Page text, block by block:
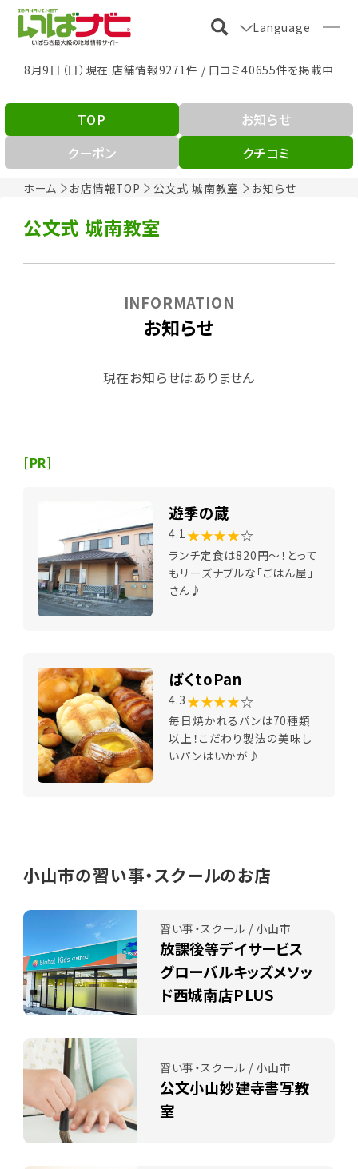
Language
8月9日（日）現在 店舗情報9271件 / 口コミ40655件を掲載中
ホーム お店情報TOP 公文式 城南教室 お知らせ
TOP
お知らせ
クーポン
クチコミ
公文式 城南教室
お知らせ
INFORMATION
現在お知らせはありません
[PR]
遊季の蔵
4.1 ★★★★☆
ランチ定食は820円～！とって
もリーズナブルな「ごはん屋」
さん♪
ばくtoPan
4.3 ★★★★☆
毎日焼かれるパンは70種類
以上！こだわり製法の美味し
いパンはいかが♪
小山市の習い事・スクールのお店
習い事・スクール / 小山市
放課後等デイサービス
グローバルキッズメソッ
ド西城南店PLUS
習い事・スクール / 小山市
公文小山妙建寺書写教
室